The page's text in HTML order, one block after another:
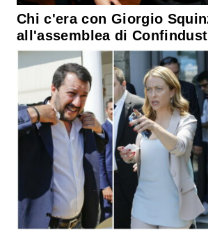
Chi c'era con Giorgio
all'assemblea di